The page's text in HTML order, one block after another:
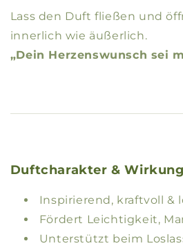
Lass den Duft fließen und
innerlich wie äußerlich.
„Dein Herzenswunsch sei
Duftcharakter &
Inspirierend, kraftvoll &
Fördert Leichtigkeit,
Unterstützt beim